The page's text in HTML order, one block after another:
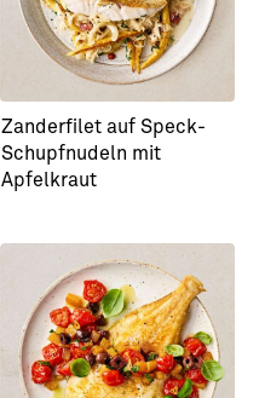
Zanderfilet auf Speck-
Schupfnudeln mit
Apfelkraut